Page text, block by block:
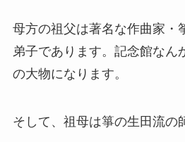
母方の祖父は著名な作曲家・
弟子であります。記念館なん
の大物になります。
そして、祖母は箏の生田流の